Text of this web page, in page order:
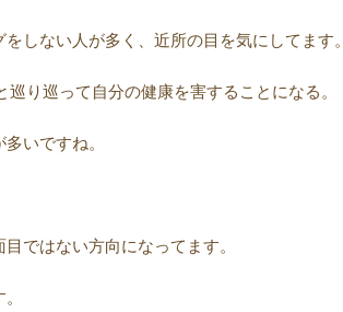
しない人が多く、近所の目を気にしてます。
巡り巡って自分の健康を害することになる。
いですね。
ではない方向になってます。